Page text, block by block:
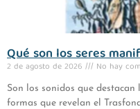
Qué son los seres
2 de agosto de 2026 No hay
Son los sonidos que
formas que revelan el